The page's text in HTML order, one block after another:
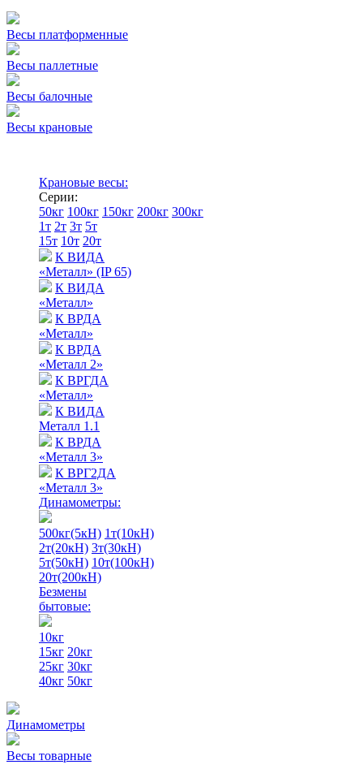
Весы платформенные
Весы паллетные
Весы балочные
Весы крановые
Крановые весы:
Серии:
50кг 100кг 150кг 200кг 300кг
1т 2т 3т 5т
15т 10т 20т
К ВИДА
«Металл» (IP 65)
К ВИДА
«Металл»
К ВРДА
«Металл»
К ВРДА
«Металл 2»
К ВРГДА
«Металл»
К ВИДА
Металл 1.1
К ВРДА
«Металл 3»
К ВРГ2ДА
«Металл 3»
Динамометры:
500кг(5кН) 1т(10кН)
2т(20кН) 3т(30кН)
5т(50кН) 10т(100кН)
20т(200кН)
Безмены
бытовые:
10кг
15кг 20кг
25кг 30кг
40кг 50кг
Динамометры
Весы товарные